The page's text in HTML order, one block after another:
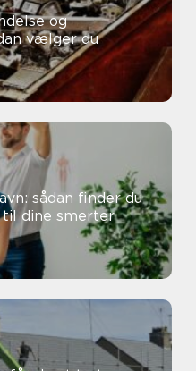
og
vælger du
sådan finder du
dine smerter